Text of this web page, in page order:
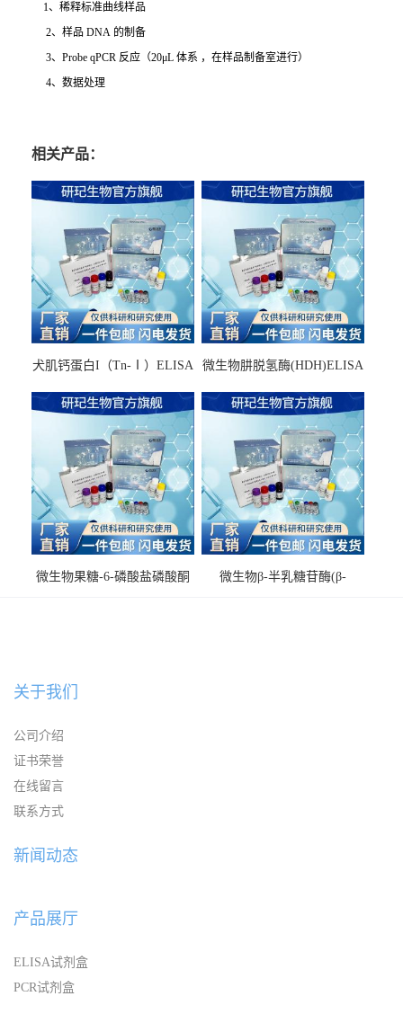
1、稀释标准曲线样品
2、样品 DNA 的制备
3、Probe qPCR 反应（20μL 体系 ，在样品制备室进行）
4、数据处理
相关产品：
犬肌钙蛋白I（Tn-Ⅰ）ELISA
微生物肼脱氢酶(HDH)ELISA
微生物果糖-6-磷酸盐磷酸酮
微生物β-半乳糖苷酶(β-
关于我们
公司介绍
证书荣誉
在线留言
联系方式
新闻动态
产品展厅
ELISA试剂盒
PCR试剂盒